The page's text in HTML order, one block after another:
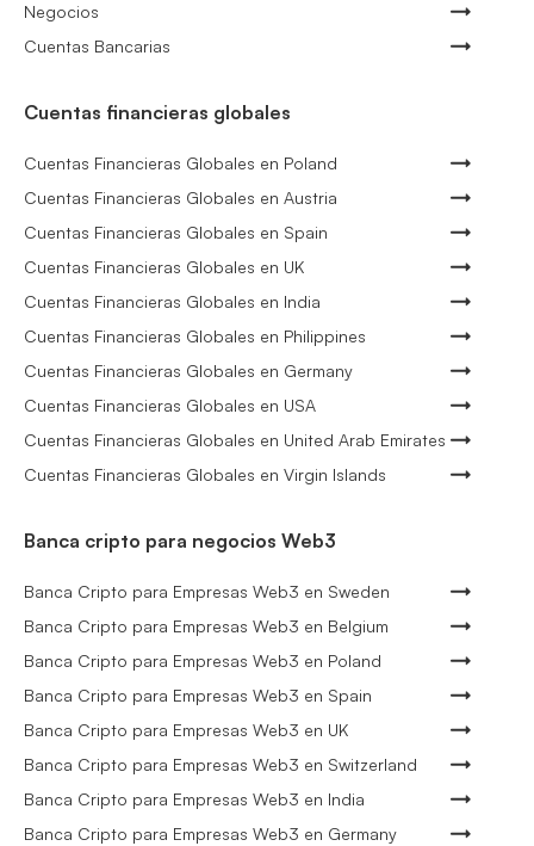
Negocios
Cuentas Bancarias
Cuentas financieras globales
Cuentas Financieras Globales en Poland
Cuentas Financieras Globales en Austria
Cuentas Financieras Globales en Spain
Cuentas Financieras Globales en UK
Cuentas Financieras Globales en India
Cuentas Financieras Globales en Philippines
Cuentas Financieras Globales en Germany
Cuentas Financieras Globales en USA
Cuentas Financieras Globales en United Arab Emirates
Cuentas Financieras Globales en Virgin Islands
Banca cripto para negocios Web3
Banca Cripto para Empresas Web3 en Sweden
Banca Cripto para Empresas Web3 en Belgium
Banca Cripto para Empresas Web3 en Poland
Banca Cripto para Empresas Web3 en Spain
Banca Cripto para Empresas Web3 en UK
Banca Cripto para Empresas Web3 en Switzerland
Banca Cripto para Empresas Web3 en India
Banca Cripto para Empresas Web3 en Germany